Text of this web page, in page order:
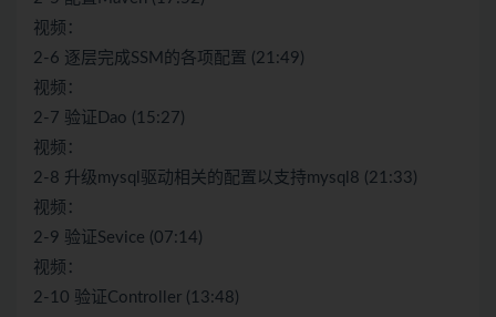
视频：
2-6 逐层完成SSM的各项配置 (21:49)
视频：
2-7 验证Dao (15:27)
视频：
2-8 升级mysql驱动相关的配置以支持mysql8 (21:33)
视频：
2-9 验证Sevice (07:14)
视频：
2-10 验证Controller (13:48)